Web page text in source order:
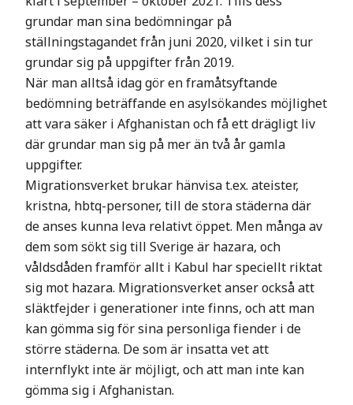
grundar man sina bedömningar på
ställningstagandet från juni 2020, vilket i sin tur
grundar sig på uppgifter från 2019.
När man alltså idag gör en framåtsyftande
bedömning beträffande en asylsökandes möjlighet
att vara säker i Afghanistan och få ett drägligt liv
där grundar man sig på mer än två år gamla
uppgifter.
Migrationsverket brukar hänvisa t.ex. ateister,
kristna, hbtq-personer, till de stora städerna där
de anses kunna leva relativt öppet. Men många av
dem som sökt sig till Sverige är hazara, och
våldsdåden framför allt i Kabul har speciellt riktat
sig mot hazara. Migrationsverket anser också att
släktfejder i generationer inte finns, och att man
kan gömma sig för sina personliga fiender i de
större städerna. De som är insatta vet att
internflykt inte är möjligt, och att man inte kan
gömma sig i Afghanistan.